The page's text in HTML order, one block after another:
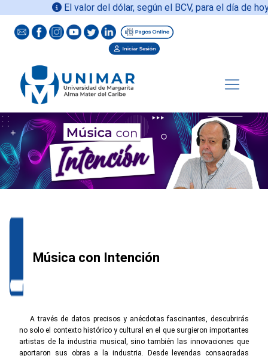
El valor del dólar, según el BCV, para el día de hoy
Música con Intención
A través de datos precisos y anécdotas fascinantes, descubrirás
no solo el contexto histórico y cultural en el que surgieron importantes
artistas de la industria musical, sino también las innovaciones que
aportaron sus obras a la industria. Desde leyendas consagradas